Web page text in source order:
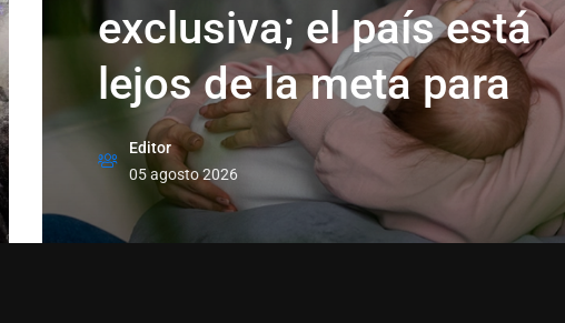
exclusiva; el país está
lejos de la meta para
Editor
05 agosto 2026